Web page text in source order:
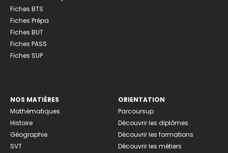
Fiches BTS
Fiches Prépa
Fiches BUT
Fiches PASS
Fiches SUP
NOS MATIÈRES
Mathématiques
Histoire
Géographie
SVT
ORIENTATION
Parcoursup
Découvrir les diplômes
Découvrir les formations
Découvrir les métiers